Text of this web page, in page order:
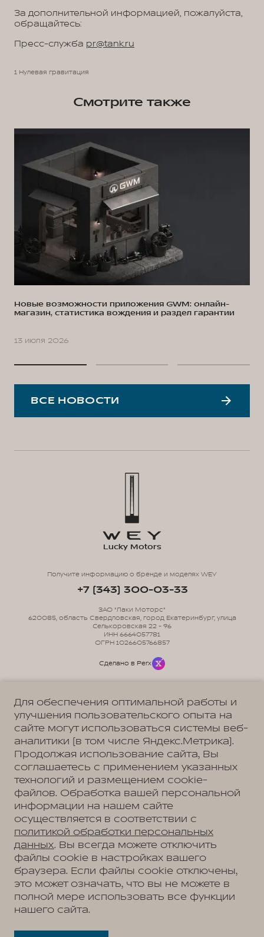
За дополнительной информацией, пожалуйста,
обращайтесь:
Пресс-служба pr@tank.ru
1 Нулевая гравитация
Смотрите также
Новые возможности приложения GWM: онлайн-
магазин, статистика вождения и раздел гарантии
13 июля 2026
ВСЕ НОВОСТИ
Политика обработки персональных данных
Согласие на коммуникацию
Согласие на предоставление персональных данных третьим лицам
Согласие на обработку ПД
Lucky Motors
Получите информацию о бренде и моделях WEY
+7 (343) 300-03-33
ЗАО "Лаки Моторс"
620085, область Свердловская, город Екатеринбург, улица
Селькоровская 22 - 96
ИНН 6664057781
ОГРН 1026605766857
Сделано в Perx
Адрес
Екатеринбург, ул. Металлургов, д. 65а
+7 (343) 300-03-33
АВТОМОБИЛИ В НАЛИЧИИ
МОДЕЛЬНЫЙ РЯД
WEY 05
WEY 80 Премиум
ВЛАДЕЛЬЦАМ
Для обеспечения оптимальной работы и
улучшения пользовательского опыта на
сайте могут использоваться системы веб-
аналитики (в том числе Яндекс.Метрика).
Продолжая использование сайта, Вы
соглашаетесь с применением указанных
технологий и размещением cookie-
файлов. Обработка вашей персональной
информации на нашем сайте
осуществляется в соответствии с
политикой обработки персональных
данных. Вы всегда можете отключить
файлы cookie в настройках вашего
браузера. Если файлы cookie отключены,
это может означать, что вы не можете в
полной мере использовать все функции
нашего сайта.